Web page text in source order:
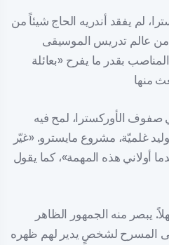
لم يفقد أندريه الحاج شيئاً من
من عالم تدريس الموسيقى
بقدر ما يفرح «بعائلة
الأوركسترا، لمح فيه
غلميّة، مشروع مايسترو. «غيّر
أولاني هذه المهمة»، كما يقول
يبصر منه الجمهور الظاهر
المسرح لشخصٍ يدير لهم ظهره